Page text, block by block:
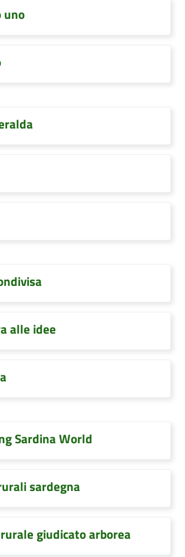
uno
alle idee
Sardina World
sardegna
giudicato arborea